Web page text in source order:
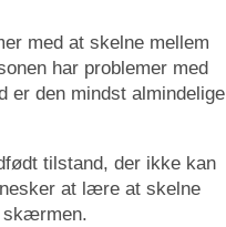
med at skelne mellem
har problemer med
er den mindst almindelige
tilstand, der ikke kan
at lære at skelne
skærmen.